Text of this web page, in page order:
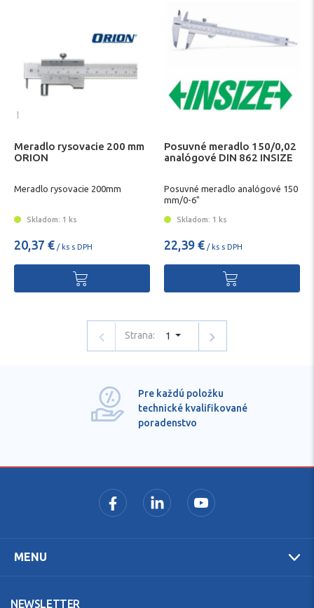
Meradlo rysovacie 200 mm
ORION
Meradlo rysovacie 200mm
Skladom: 1 ks
20,37 € / ks s DPH
Posuvné meradlo 150/0,02
analógové DIN 862 INSIZE
Posuvné meradlo analógové 150
mm/0-6"
Skladom: 1 ks
22,39 € / ks s DPH
Strana: 1
Pre každú položku
technické kvalifikované
poradenstvo
MENU
NEWSLETTER